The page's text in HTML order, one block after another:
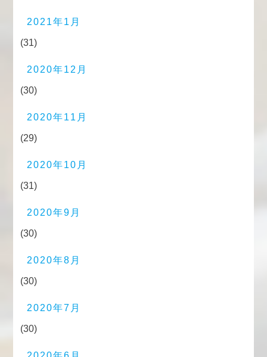
2021年1月
(31)
2020年12月
(30)
2020年11月
(29)
2020年10月
(31)
2020年9月
(30)
2020年8月
(30)
2020年7月
(30)